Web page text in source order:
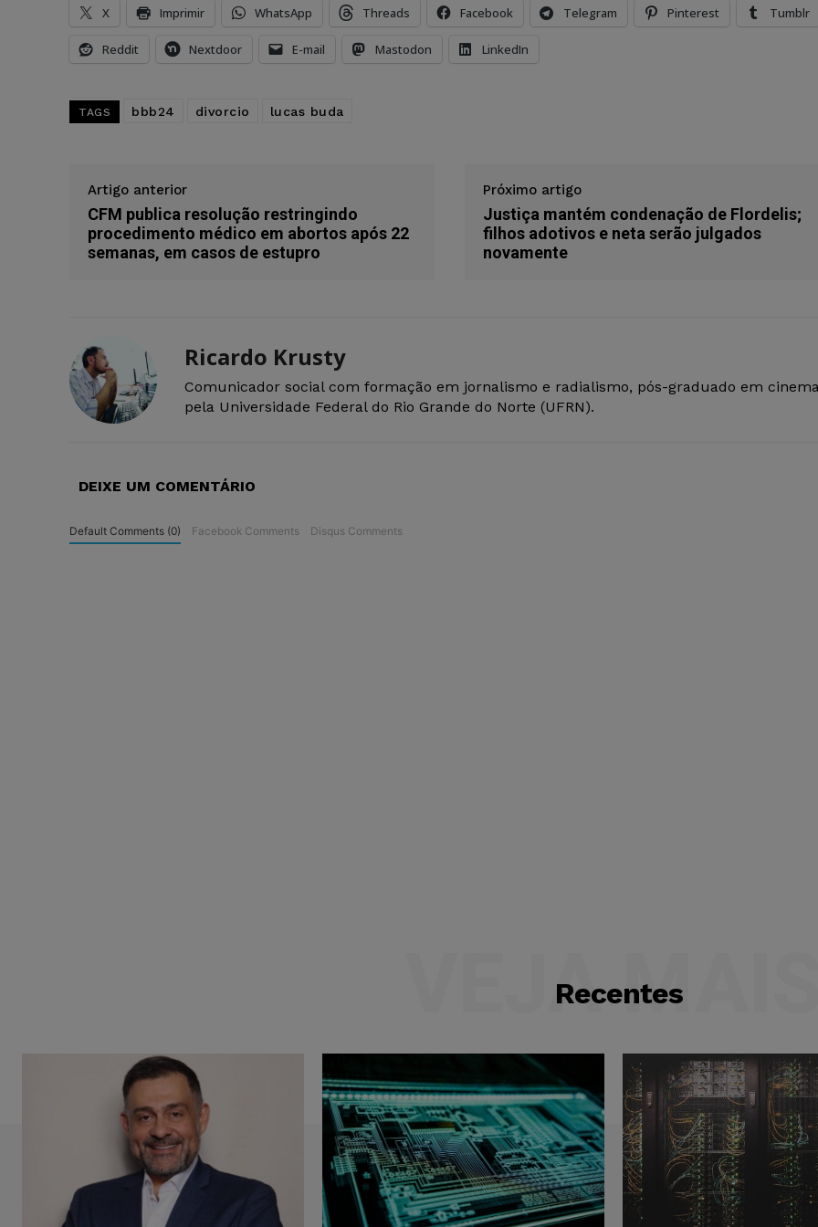
X Imprimir WhatsApp Threads Facebook Telegram Pinterest Tumblr
Reddit Nextdoor E-mail Mastodon LinkedIn
TAGS bbb24 divorcio lucas buda
Artigo anterior
CFM publica resolução restringindo
procedimento médico em abortos após 22
semanas, em casos de estupro
Próximo artigo
Justiça mantém condenação de Flordelis;
filhos adotivos e neta serão julgados
novamente
Ricardo Krusty
Comunicador social com formação em jornalismo e radialismo, pós-graduado em
pela Universidade Federal do Rio Grande do Norte (UFRN).
DEIXE UM COMENTÁRIO
Default Comments (0) Facebook Comments Disqus Comments
Recentes
VEJA